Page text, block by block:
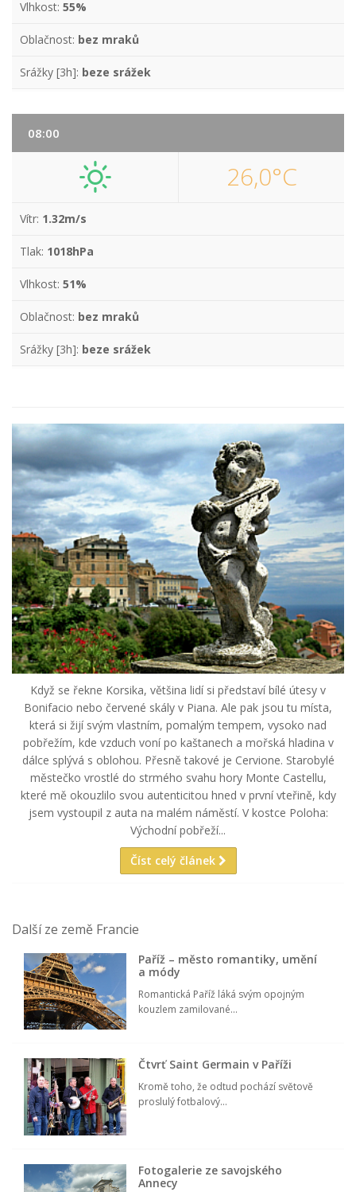
Vlhkost: 55%
Oblačnost: bez mraků
Srážky [3h]: beze srážek
08:00
26,0°C
Vítr: 1.32m/s
Tlak: 1018hPa
Vlhkost: 51%
Oblačnost: bez mraků
Srážky [3h]: beze srážek
Když se řekne Korsika, většina lidí si představí bílé útesy v
Bonifacio nebo červené skály v Piana. Ale pak jsou tu místa,
která si žijí svým vlastním, pomalým tempem, vysoko nad
pobřežím, kde vzduch voní po kaštanech a mořská hladina v
dálce splývá s oblohou. Přesně takové je Cervione. Starobylé
městečko vrostlé do strmého svahu hory Monte Castellu,
které mě okouzlilo svou autenticitou hned v první vteřině, kdy
jsem vystoupil z auta na malém náměstí. V kostce Poloha:
Východní pobřeží...
Číst celý článek
Další ze země Francie
Paříž – město romantiky, umění
a módy
Romantická Paříž láká svým opojným
kouzlem zamilované...
Čtvrť Saint Germain v Paříži
Kromě toho, že odtud pochází světově
proslulý fotbalový...
Fotogalerie ze savojského
Annecy